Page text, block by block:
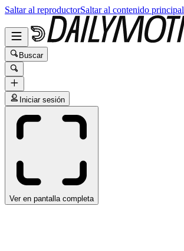
Saltar al reproductorSaltar al contenido principal
Buscar
Iniciar sesión
Ver en pantalla completa